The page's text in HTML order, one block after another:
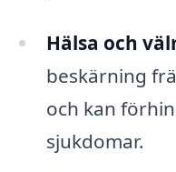
Hälsa och
beskärning
och kan
sjukdomar.